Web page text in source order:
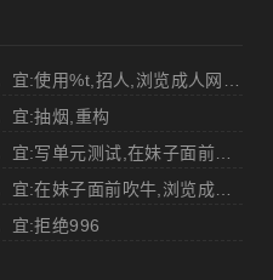
宜:抽烟,重构
宜:拒绝996